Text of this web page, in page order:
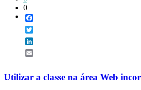
0
Utilizar a classe na área Web